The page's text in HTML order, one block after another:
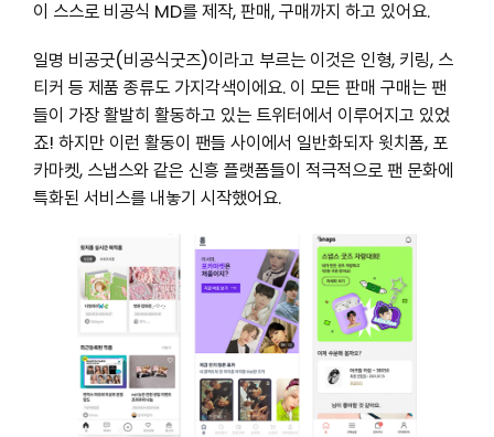
이 스스로 비공식 MD를 제작, 판매, 구매까지 하고 있어요.
일명 비공굿(비공식굿즈)이라고 부르는 이것은 인형, 키링, 스
티커 등 제품 종류도 가지각색이에요. 이 모든 판매 구매는 팬
들이 가장 활발히 활동하고 있는 트위터에서 이루어지고 있었
죠! 하지만 이런 활동이 팬들 사이에서 일반화되자 윗치폼, 포
카마켓, 스냅스와 같은 신흥 플랫폼들이 적극적으로 팬 문화에
특화된 서비스를 내놓기 시작했어요.